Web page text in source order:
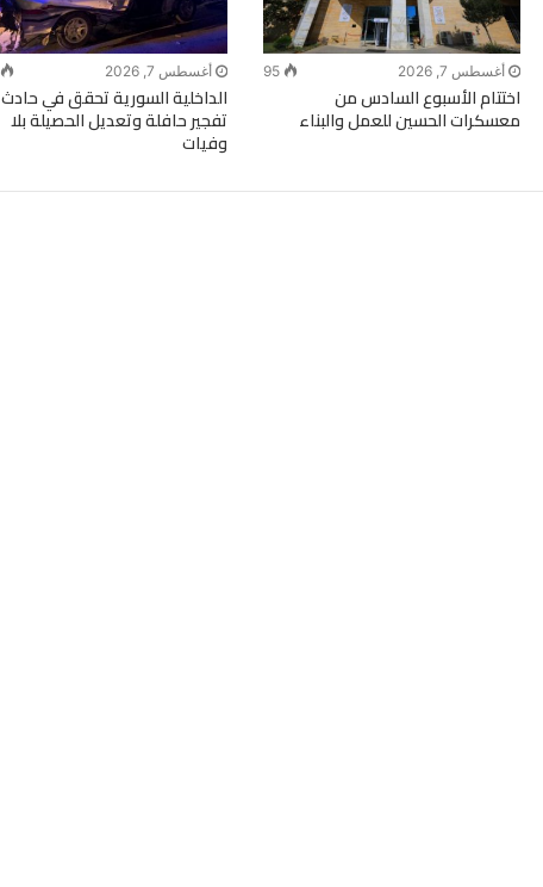
أغسطس 7, 2026 95
اختتام الأسبوع السادس من
معسكرات الحسين للعمل والبناء
أغسطس 7, 2026
الداخلية السورية تحقق في حادث
تفجير حافلة وتعديل الحصيلة بلا
وفيات